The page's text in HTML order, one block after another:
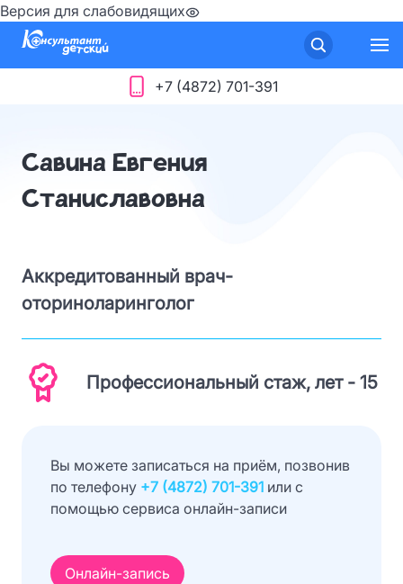
Версия для слабовидящих
+7 (4872) 701-391
Савина Евгения
Станиславовна
Аккредитованный врач-
оториноларинголог
Профессиональный стаж, лет - 15
Вы можете записаться на приём, позвонив
по телефону +7 (4872) 701-391 или с
помощью сервиса онлайн-записи
Онлайн-запись